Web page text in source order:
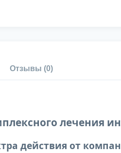
Отзывы (0)
лечения
действия от